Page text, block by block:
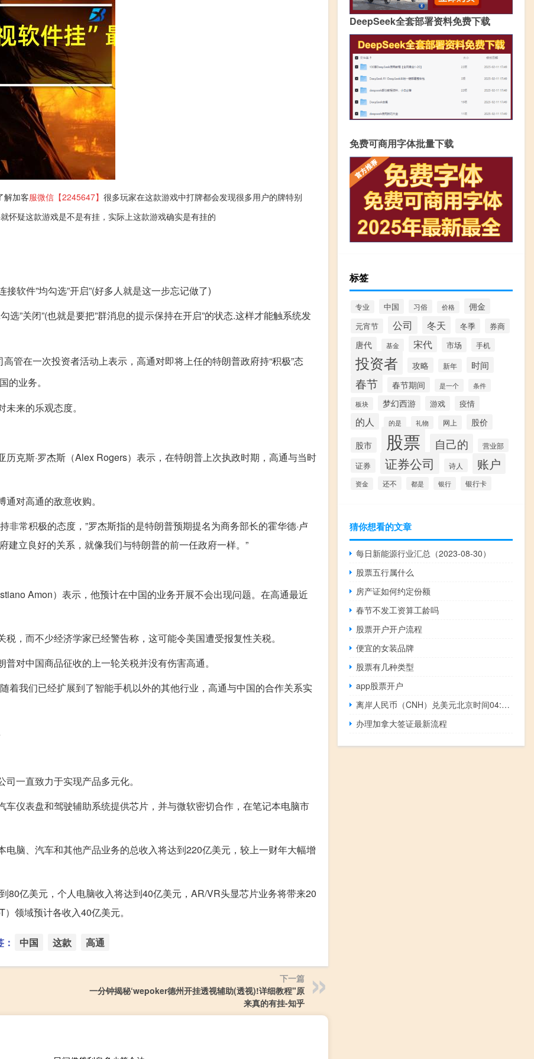
解加客服微信【2245647】 很多玩家在这款游戏中打牌都会发现很多用户的牌特别
怀疑这款游戏是不是有挂，实际上这款游戏确实是有挂的
软件”均勾选”开启”(好多人就是这一步忘记做了)
选”关闭”(也就是要把”群消息的提示保持在开启”的状态.这样才能触系统发
高管在一次投资者活动上表示，高通对即将上任的特朗普政府持“积极”态
的业务。
来的乐观态度。
克斯·罗杰斯（Alex Rogers）表示，在特朗普上次执政时期，高通与当时
对高通的敌意收购。
非常积极的态度，”罗杰斯指的是特朗普预期提名为商务部长的霍华德·卢
建立良好的关系，就像我们与特朗普的前一任政府一样。”
Amon）表示，他预计在中国的业务开展不会出现问题。在高通最近
，而不少经济学家已经警告称，这可能令美国遭受报复性关税。
对中国商品征收的上一轮关税并没有伤害高通。
着我们已经扩展到了智能手机以外的其他行业，高通与中国的合作关系实
一直致力于实现产品多元化。
仪表盘和驾驶辅助系统提供芯片，并与微软密切合作，在笔记本电脑市
脑、汽车和其他产品业务的总收入将达到220亿美元，较上一财年大幅增
80亿美元，个人电脑收入将达到40亿美元，AR/VR头显芯片业务将带来20
领域预计各收入40亿美元。
中国 这款 高通
下一篇
一分钟揭秘‘wepoker德州开挂透视辅助(透视)!详细教程"原
来真的有挂-知乎
DeepSeek全套部署资料免费下载
免费可商用字体批量下载
标签
专业 中国 习俗 价格 佣金
元宵节 公司 冬天 冬季 券商
唐代 基金 宋代 市场 手机
投资者 攻略 新年 时间
春节 春节期间 是一个
条件
板块
梦幻西游 游戏 疫情
的人 的是 礼物 网上
股价
股市
股票 自己的 营业部
证券 证券公司 诗人 账户
资金 还不 都是 银行 银行卡
猜你想看的文章
每日新能源行业汇总（2023-08-30）
股票五行属什么
房产证如何约定份额
春节不发工资算工龄吗
股票开户开户流程
便宜的女装品牌
股票有几种类型
app股票开户
离岸人民币（CNH）兑美元北京时间04:59报7.2719元较周二纽约尾盘涨295点盘中整体交投于7.3145-7.2926元区间较9月8日尾盘反弹928点
办理加拿大签证最新流程